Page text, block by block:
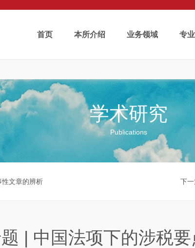
首页 本所介绍 业务领域 专
学术研究
Publications
性文章的辨析 下一
| 中国法项下的涉税要